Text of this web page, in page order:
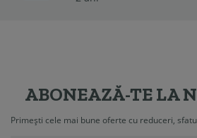
ABONEAZĂ-TE LA
Primești cele mai bune oferte cu reduceri,